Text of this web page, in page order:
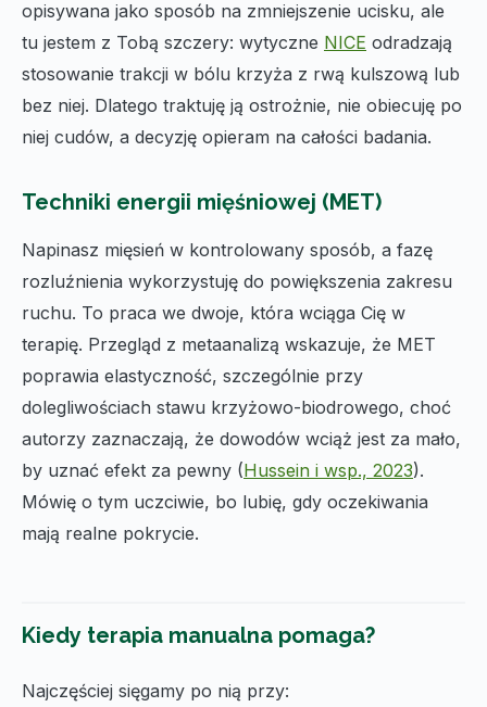
opisywana jako sposób na zmniejszenie ucisku, ale
tu jestem z Tobą szczery: wytyczne NICE odradzają
stosowanie trakcji w bólu krzyża z rwą kulszową lub
bez niej. Dlatego traktuję ją ostrożnie, nie obiecuję po
niej cudów, a decyzję opieram na całości badania.
Techniki energii mięśniowej (MET)
Napinasz mięsień w kontrolowany sposób, a fazę
rozluźnienia wykorzystuję do powiększenia zakresu
ruchu. To praca we dwoje, która wciąga Cię w
terapię. Przegląd z metaanalizą wskazuje, że MET
poprawia elastyczność, szczególnie przy
dolegliwościach stawu krzyżowo-biodrowego, choć
autorzy zaznaczają, że dowodów wciąż jest za mało,
by uznać efekt za pewny (Hussein i wsp., 2023).
Mówię o tym uczciwie, bo lubię, gdy oczekiwania
mają realne pokrycie.
Kiedy terapia manualna pomaga?
Najczęściej sięgamy po nią przy: